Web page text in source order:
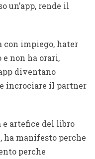
un’app, rende il
con impiego, hater
non ha orari,
diventano
incrociare il partner
e artefice del libro
ha manifesto perche
perche